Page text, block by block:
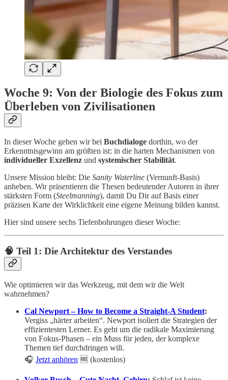
Woche 9: Von der Biologie des Fokus zum
Überleben von Zivilisationen
In dieser Woche gehen wir bei Buchdialoge dorthin, wo der
Erkenntnisgewinn am größten ist: in die harten Mechanismen von
individueller Exzellenz und systemischer Stabilität.
Unsere Mission bleibt: Die Sanity Waterline (Vernunft-Basis)
anheben. Wir präsentieren die Thesen bedeutender Autoren in ihrer
stärksten Form (Steelmanning), damit Du Dir auf Basis einer
präzisen Karte der Wirklichkeit eine eigene Meinung bilden kannst.
Hier sind unsere sechs Tiefenbohrungen dieser Woche:
🧠 Teil 1: Die Architektur des Verstandes
Wie optimieren wir das Werkzeug, mit dem wir die Welt
wahrnehmen?
Cal Newport – How to Become a Straight-A Student:
Vergiss „härter arbeiten“. Newport isoliert die Strategien der
effizientesten Lerner. Es geht um die radikale Maximierung
von Fokus-Phasen – ein Muss für jeden, der komplexe
Themen tief durchdringen will.
🎧 Jetzt anhören 🆓 (kostenlos)